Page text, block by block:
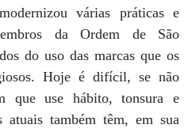
várias práticas e
da Ordem de São
do uso das marcas que os
Hoje é difícil, se não
que use hábito, tonsura e
atuais também têm, em sua